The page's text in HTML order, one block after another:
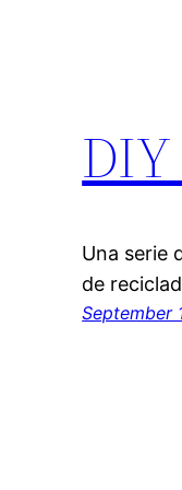
Una serie
de
September